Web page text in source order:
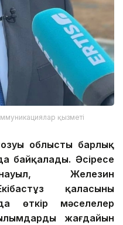
қызметі
облыстың барлық
байқалады. Әсіресе
Железин
қаласының
өткір мәселелер
жағдайын